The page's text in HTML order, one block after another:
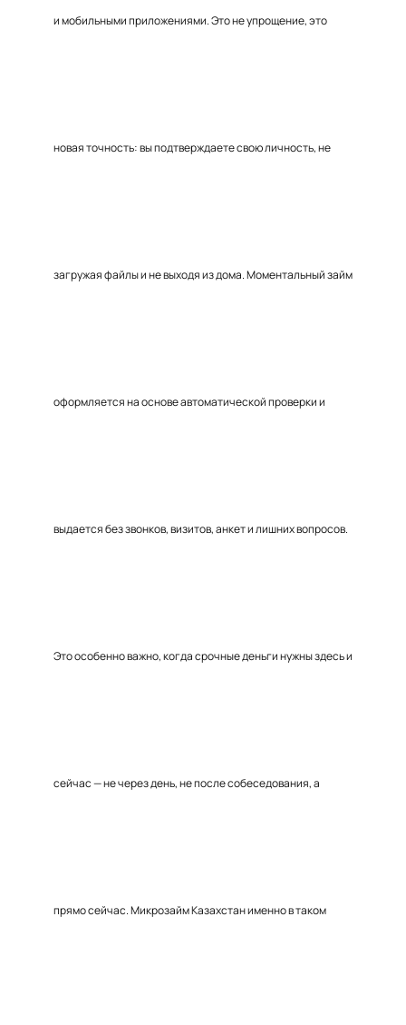
и мобильными приложениями. Это не упрощение, это
новая точность: вы подтверждаете свою личность, не
загружая файлы и не выходя из дома. Моментальный займ
оформляется на основе автоматической проверки и
выдается без звонков, визитов, анкет и лишних вопросов.
Это особенно важно, когда срочные деньги нужны здесь и
сейчас — не через день, не после собеседования, а
прямо сейчас. Микрозайм Казахстан именно в таком